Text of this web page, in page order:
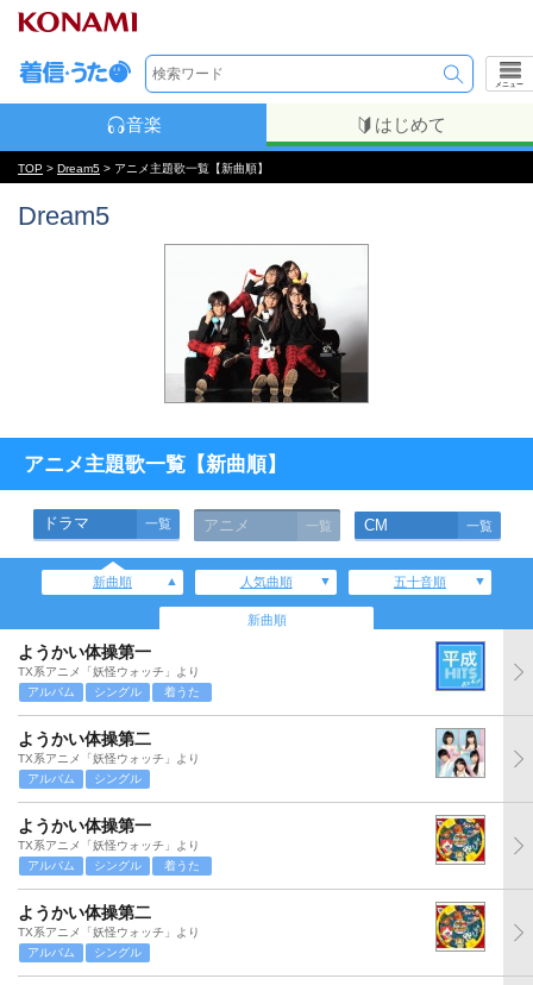
メニュー
音楽 はじめて
TOP > Dream5 > アニメ主題歌一覧【新曲順】
Dream5
アニメ主題歌一覧【新曲順】
ドラマ 一覧 アニメ 一覧 CM 一覧
新曲順 人気曲順 五十音順
新曲順
ようかい体操第一
TX系アニメ「妖怪ウォッチ」より
アルバム
シングル 着うた
ようかい体操第二
TX系アニメ「妖怪ウォッチ」より
アルバム
シングル
ようかい体操第一
TX系アニメ「妖怪ウォッチ」より
アルバム
シングル 着うた
ようかい体操第二
TX系アニメ「妖怪ウォッチ」より
アルバム
シングル